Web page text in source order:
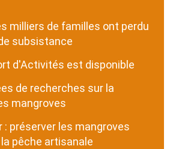
milliers de familles ont perdu
subsistance
d'Activités est disponible
de recherches sur la
mangroves
: préserver les mangroves
pêche artisanale